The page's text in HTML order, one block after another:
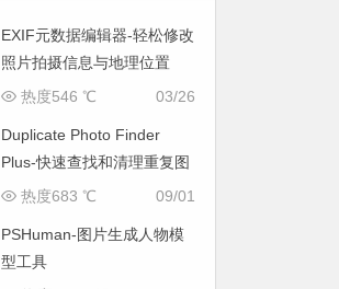
EXIF元数据编辑器-轻松修改
照片拍摄信息与地理位置
03/26
热度546 ℃
Duplicate Photo Finder
Plus-快速查找和清理重复图
片
09/01
热度683 ℃
PSHuman-图片生成人物模
型工具